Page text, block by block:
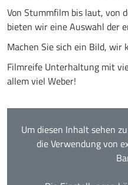
Um diesen Inhalt sehen
die Verwendung von
Von Stummfilm bis laut, von
bieten wir eine Auswahl der
Machen Sie sich ein Bild, wir
Filmreife Unterhaltung mit
allem viel Weber!